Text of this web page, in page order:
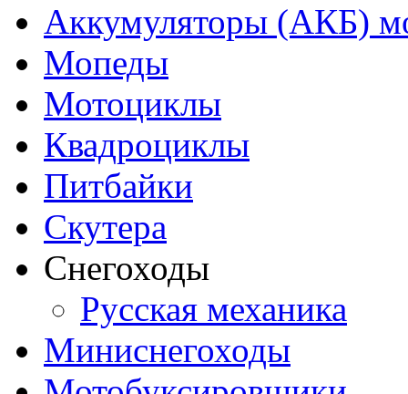
Аккумуляторы (АКБ)
Мопеды
Мотоциклы
Квадроциклы
Питбайки
Скутера
Снегоходы
Русская механика
Миниснегоходы